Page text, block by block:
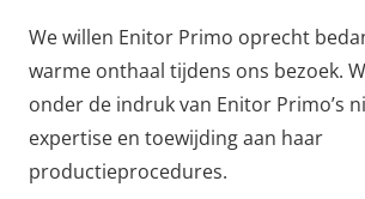
We willen Enitor Primo oprecht
warme onthaal tijdens ons bezoek.
onder de indruk van Enitor Primo’s
expertise en toewijding aan haar
productieprocedures.